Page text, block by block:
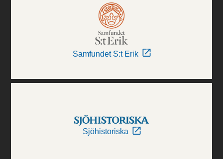
Samfundet S:t Erik
Sjöhistoriska